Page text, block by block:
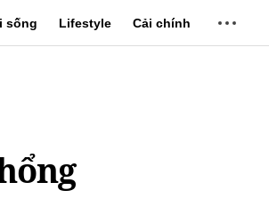
sống Lifestyle Cải chính